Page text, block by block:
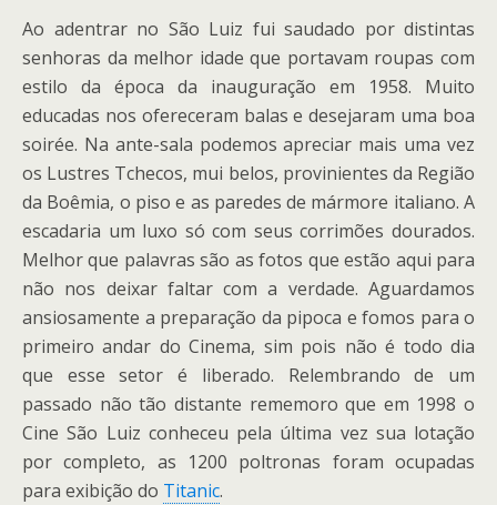
Ao adentrar no São Luiz fui saudado por distintas
senhoras da melhor idade que portavam roupas com
estilo da época da inauguração em 1958. Muito
educadas nos ofereceram balas e desejaram uma boa
soirée. Na ante-sala podemos apreciar mais uma vez
os Lustres Tchecos, mui belos, provinientes da Região
da Boêmia, o piso e as paredes de mármore italiano. A
escadaria um luxo só com seus corrimões dourados.
Melhor que palavras são as fotos que estão aqui para
não nos deixar faltar com a verdade. Aguardamos
ansiosamente a preparação da pipoca e fomos para o
primeiro andar do Cinema, sim pois não é todo dia
que esse setor é liberado. Relembrando de um
passado não tão distante rememoro que em 1998 o
Cine São Luiz conheceu pela última vez sua lotação
por completo, as 1200 poltronas foram ocupadas
para exibição do Titanic.